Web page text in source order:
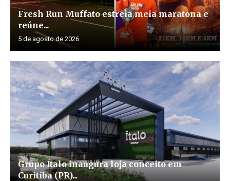
Fresh Run Muffato estreia meia maratona e
reúne...
5 de agosto de 2026
Grupo Ítalo inaugura loja conceito em
Curitiba (PR)...